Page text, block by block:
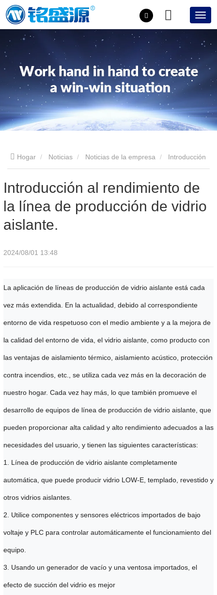
Hogar Noticias Noticias de la empresa
al rendimiento de la línea de producción de vidrio aislante.
Introducción al rendimiento de
la línea de producción de vidrio
aislante.
2024/08/01 13:48
La aplicación de líneas de producción de vidrio aislante está cada
vez más extendida. En la actualidad, debido al correspondiente
entorno de vida respetuoso con el medio ambiente y a la mejora de
la calidad del entorno de vida, el vidrio aislante, como producto con
las ventajas de aislamiento térmico, aislamiento acústico, protección
contra incendios, etc., se utiliza cada vez más en la decoración de
nuestro hogar. Cada vez hay más, lo que también promueve el
desarrollo de equipos de línea de producción de vidrio aislante, que
pueden proporcionar alta calidad y alto rendimiento adecuados a las
necesidades del usuario, y tienen las siguientes características:
1. Línea de producción de vidrio aislante completamente
automática, que puede producir vidrio LOW-E, templado, revestido y
otros vidrios aislantes.
2. Utilice componentes y sensores eléctricos importados de bajo
voltaje y PLC para controlar automáticamente el funcionamiento del
equipo.
3. Usando un generador de vacío y una ventosa importados, el
efecto de succión del vidrio es mejor